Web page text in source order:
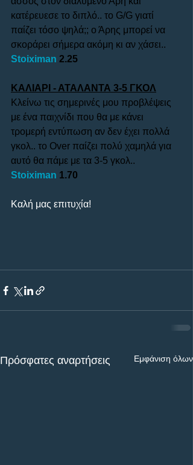
κατέρευεσε το διπλό.. το G/G γιατί
παίζει τόσο ψηλά;; ο Άρης μπορεί να
σκοράρει σήμερα ακόμη κι αν χάσει..
Stoiximan 2.25
ΚΑΛΙΑΡΙ - ΑΤΑΛΑΝΤΑ 3-5 ΓΚΟΛ
Κλείνω τις σημερινές μου προβλέψεις
με ένα παιχνίδι που θα με κάνει
τρομερή εντύπωση αν δεν έχει πολλά
γκολ.. το Over παίζει πολύ χαμηλά για
αυτό θα πάμε με τα 3-5 γκολ..
Stoiximan 1.70
Καλή μας επιτυχία!
Πρόσφατες αναρτήσεις Εμφάνιση όλων